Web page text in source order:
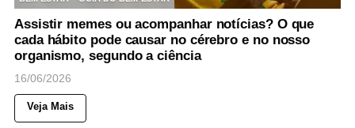
Assistir memes ou acompanhar notícias? O que
cada hábito pode causar no cérebro e no nosso
organismo, segundo a ciência
16/06/2026
Veja Mais